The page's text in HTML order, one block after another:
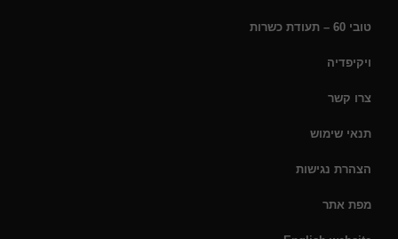
טובי 60 – תעודת כשרות
ויקיפדיה
צרו קשר
תנאי שימוש
הצהרת נגישות
מפת אתר